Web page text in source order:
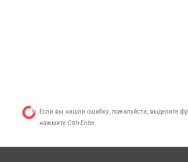
Если вы нашли ошибку, пожалуйста, выделите
нажмите Ctrl+Enter.